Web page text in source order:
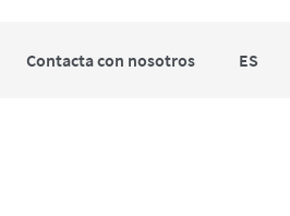
Contacta con nosotros ES